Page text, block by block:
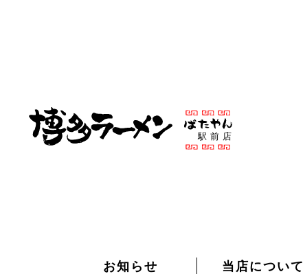
お知らせ 当店について